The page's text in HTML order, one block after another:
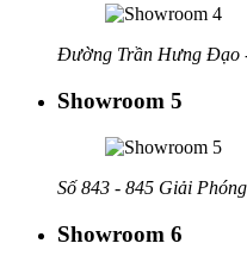
Đường Trần Hưng Đạo
Showroom 5
Số 843 - 845 Giải
Showroom 6